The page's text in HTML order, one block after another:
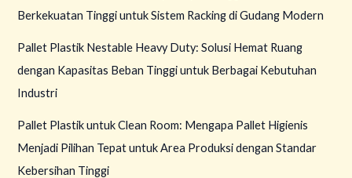
Berkekuatan Tinggi untuk Sistem Racking di Gudang Modern
Pallet Plastik Nestable Heavy Duty: Solusi Hemat Ruang
dengan Kapasitas Beban Tinggi untuk Berbagai Kebutuhan
Industri
Pallet Plastik untuk Clean Room: Mengapa Pallet Higienis
Menjadi Pilihan Tepat untuk Area Produksi dengan Standar
Kebersihan Tinggi